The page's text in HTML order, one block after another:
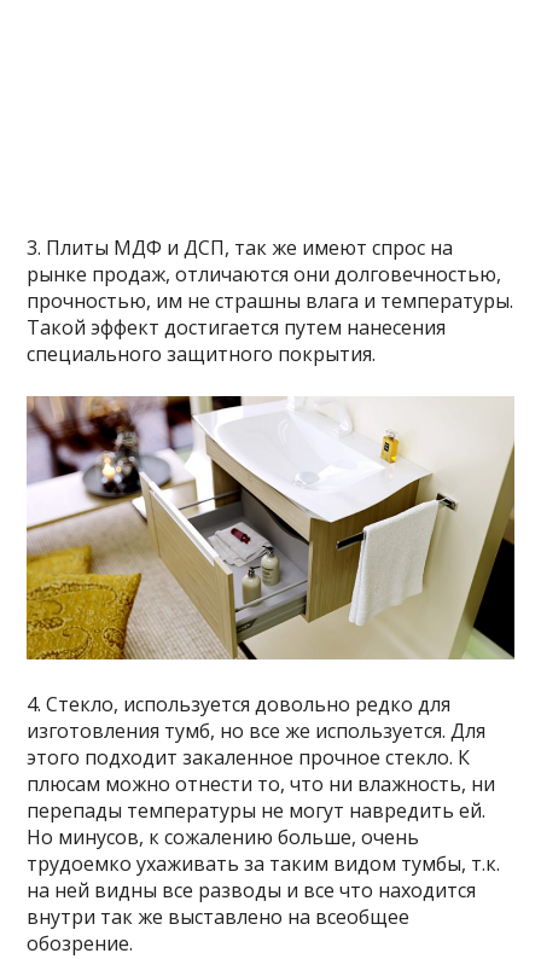
3. Плиты МДФ и ДСП, так же имеют спрос на
рынке продаж, отличаются они долговечностью,
прочностью, им не страшны влага и температуры.
Такой эффект достигается путем нанесения
специального защитного покрытия.
4. Стекло, используется довольно редко для
изготовления тумб, но все же используется. Для
этого подходит закаленное прочное стекло. К
плюсам можно отнести то, что ни влажность, ни
перепады температуры не могут навредить ей.
Но минусов, к сожалению больше, очень
трудоемко ухаживать за таким видом тумбы, т.к.
на ней видны все разводы и все что находится
внутри так же выставлено на всеобщее
обозрение.